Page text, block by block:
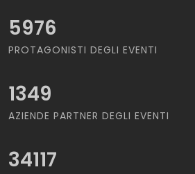
5976
PROTAGONISTI DEGLI EVENTI
1349
AZIENDE PARTNER DEGLI EVENTI
34117